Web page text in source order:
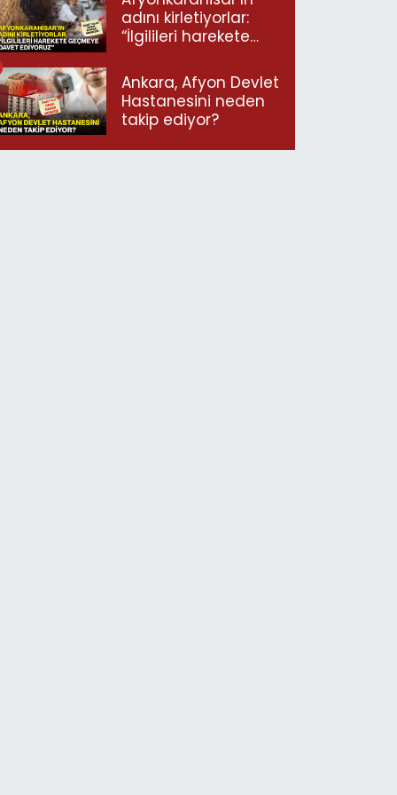
adını kirletiyorlar:
“İlgilileri harekete
ediyoruz”
Ankara, Afyon Devlet
Hastanesini neden
takip ediyor?